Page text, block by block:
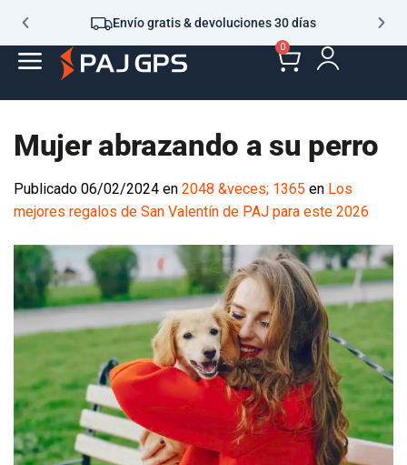
Envío gratis & devoluciones 30 días
0
Mujer abrazando a su perro
Publicado 06/02/2024 en 2048 &veces; 1365 en Los
mejores regalos de San Valentín de PAJ para este 2026